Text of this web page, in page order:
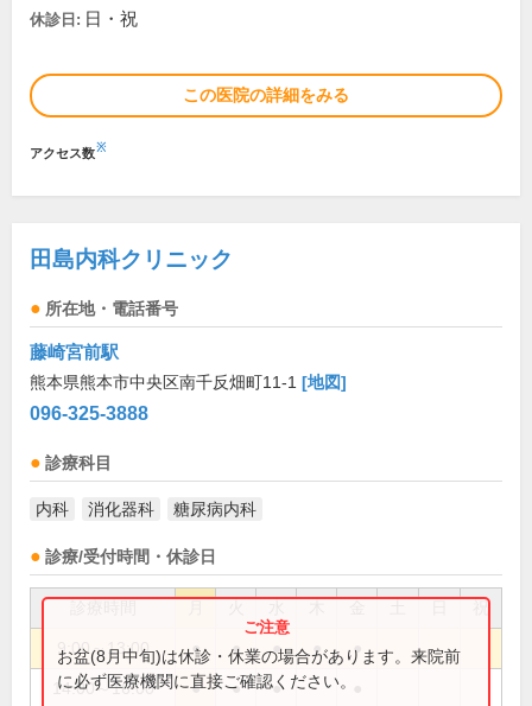
休診日: 日・祝
この医院の詳細をみる
アクセス数※
田島内科クリニック
所在地・電話番号
藤崎宮前駅
熊本県熊本市中央区南千反畑町11-1 [地図]
096-325-3888
診療科目
内科 消化器科 糖尿病内科
診療/受付時間・休診日
祝
9:00～13:00 ● ● ● ● ●
14:00～16:00 ● ● ●
お盆(8月中旬)は休診・休業の場合があります。来院前
に必ず医療機関に直接ご確認ください。